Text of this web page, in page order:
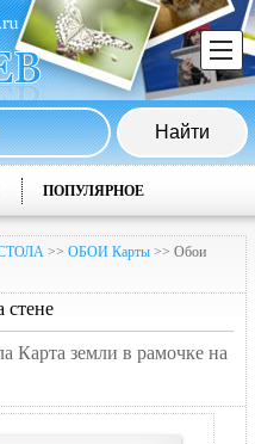
ПОПУЛЯРНОЕ
>> ОБОИ Карты >> Обои
стене
Карта земли в рамочке на